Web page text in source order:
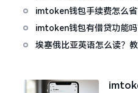
imtoken钱包手续费怎么省
在招
imtoken钱包有借贷功能吗
楚
埃塞俄比亚英语怎么读？